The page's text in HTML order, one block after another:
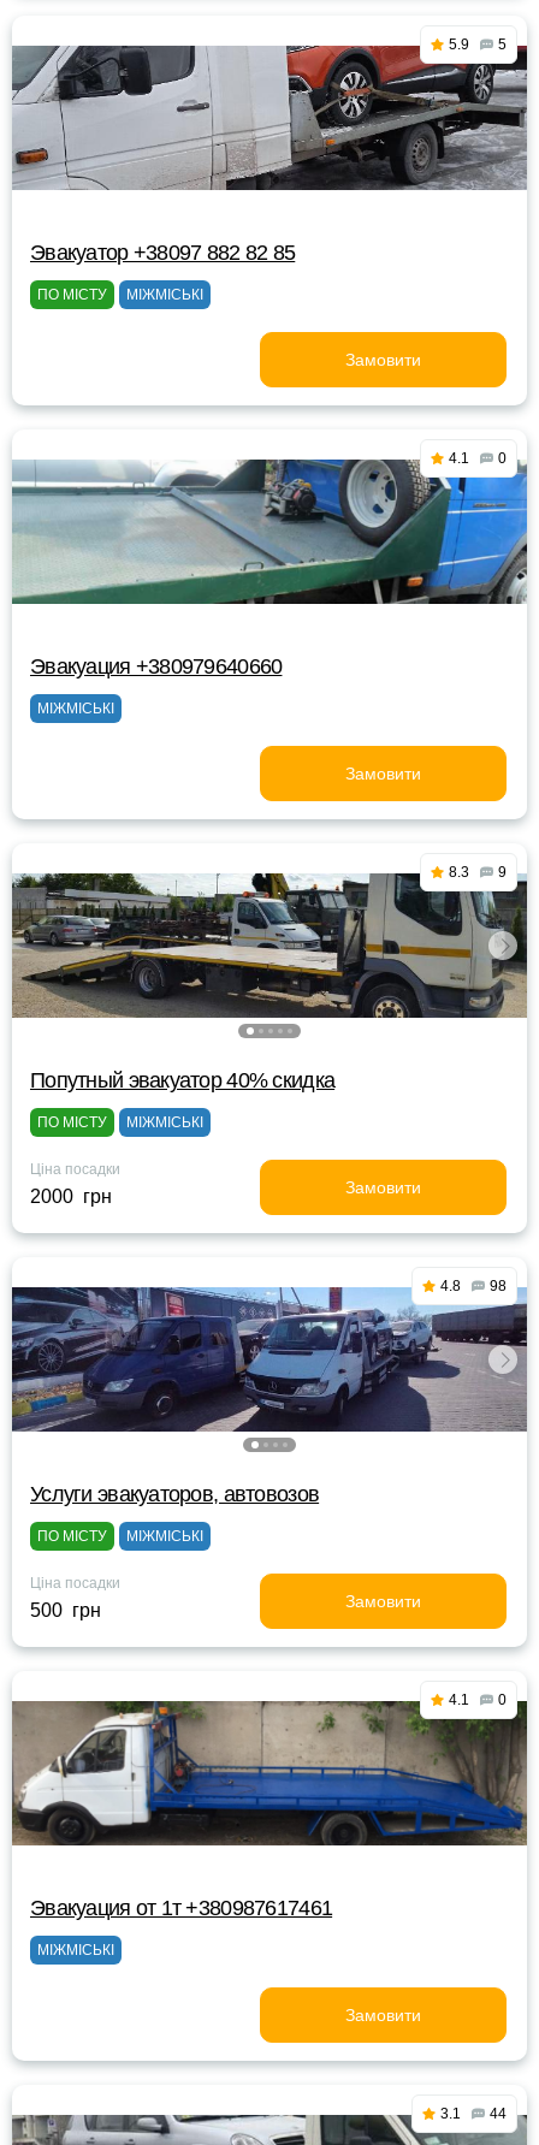
5.9 5
Эвакуатор +38097 882 82 85
ПО МІСТУ МІЖМІСЬКІ
Замовити
4.1 0
Эвакуация +380979640660
МІЖМІСЬКІ
Замовити
8.3 9
Попутный эвакуатор 40% скидка
ПО МІСТУ МІЖМІСЬКІ
Ціна посадки
2000 грн Замовити
4.8 98
Услуги эвакуаторов, автовозов
ПО МІСТУ МІЖМІСЬКІ
Ціна посадки
500 грн Замовити
4.1 0
Эвакуация от 1т +380987617461
МІЖМІСЬКІ
Замовити
3.1 44